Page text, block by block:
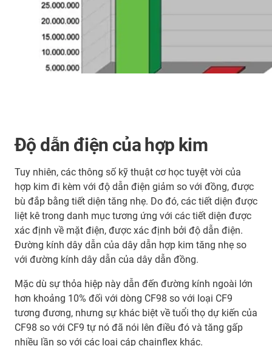
Độ dẫn điện của hợp kim
Tuy nhiên, các thông số kỹ thuật cơ học tuyệt vời của
hợp kim đi kèm với độ dẫn điện giảm so với đồng, được
bù đắp bằng tiết diện tăng nhẹ. Do đó, các tiết diện được
liệt kê trong danh mục tương ứng với các tiết diện được
xác định về mặt điện, được xác định bởi độ dẫn điện.
Đường kính dây dẫn của dây dẫn hợp kim tăng nhẹ so
với đường kính dây dẫn của dây dẫn đồng.
Mặc dù sự thỏa hiệp này dẫn đến đường kính ngoài lớn
hơn khoảng 10% đối với dòng CF98 so với loại CF9
tương đương, nhưng sự khác biệt về tuổi thọ dự kiến của
CF98 so với CF9 tự nó đã nói lên điều đó và tăng gấp
nhiều lần so với các loại cáp chainflex khác.